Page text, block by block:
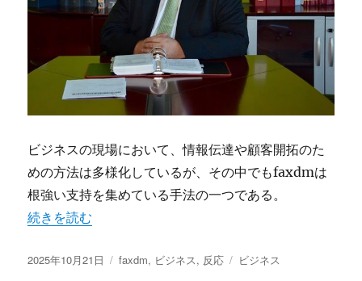
ビジネスの現場において、情報伝達や顧客開拓のた
めの方法は多様化しているが、その中でもfaxdmは
根強い支持を集めている手法の一つである。
“faxdmが切り拓く現代ビジネスの新たな可能性と紙媒
続きを読む
投
2025年10月21日
カ
faxdm, ビジネス, 反応
タ
ビジネス